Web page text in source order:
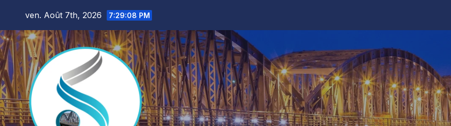
content
ven. Août 7th, 2026 7:29:10 PM